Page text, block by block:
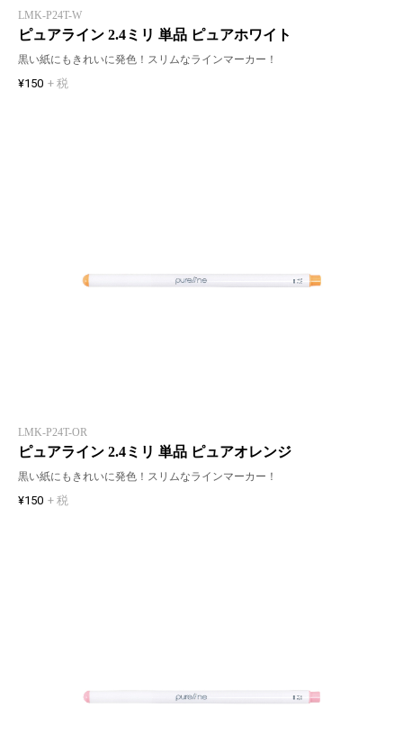
LMK-P24T-W
ピュアライン 2.4ミリ 単品 ピュアホワイト
黒い紙にもきれいに発色！スリムなラインマーカー！
¥150 + 税
LMK-P24T-OR
ピュアライン 2.4ミリ 単品 ピュアオレンジ
黒い紙にもきれいに発色！スリムなラインマーカー！
¥150 + 税